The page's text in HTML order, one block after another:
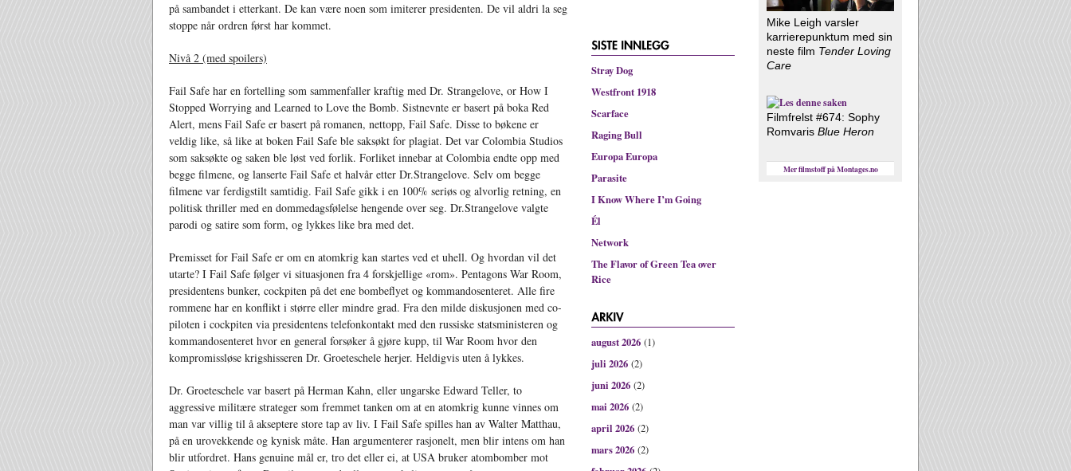
på sambandet i etterkant. De kan være noen som imiterer presidenten. De vil aldri la seg
stoppe når ordren først har kommet.
Nivå 2 (med spoilers)
Fail Safe har en fortelling som sammenfaller kraftig med Dr. Strangelove, or How I
Stopped Worrying and Learned to Love the Bomb. Sistnevnte er basert på boka Red
Alert, mens Fail Safe er basert på romanen, nettopp, Fail Safe. Disse to bøkene er
veldig like, så like at boken Fail Safe ble saksøkt for plagiat. Det var Colombia Studios
som saksøkte og saken ble løst ved forlik. Forliket innebar at Colombia endte opp med
begge filmene, og lanserte Fail Safe et halvår etter Dr.Strangelove. Selv om begge
filmene var ferdigstilt samtidig. Fail Safe gikk i en 100% seriøs og alvorlig retning, en
politisk thriller med en dommedagsfølelse hengende over seg. Dr.Strangelove valgte
parodi og satire som form, og lykkes like bra med det.
Premisset for Fail Safe er om en atomkrig kan startes ved et uhell. Og hvordan vil det
utarte? I Fail Safe følger vi situasjonen fra 4 forskjellige «rom». Pentagons War Room,
presidentens bunker, cockpiten på det ene bombeflyet og kommandosenteret. Alle fire
rommene har en konflikt i større eller mindre grad. Fra den milde diskusjonen med co-
piloten i cockpiten via presidentens telefonkontakt med den russiske statsministeren og
kommandosenteret hvor en general forsøker å gjøre kupp, til War Room hvor den
kompromissløse krigshisseren Dr. Groeteschele herjer. Heldigvis uten å lykkes.
Dr. Groeteschele var basert på Herman Kahn, eller ungarske Edward Teller, to
aggressive militære strateger som fremmet tanken om at en atomkrig kunne vinnes om
man var villig til å akseptere store tap av liv. I Fail Safe spilles han av Walter Matthau,
på en urovekkende og kynisk måte. Han argumenterer rasjonelt, men blir intens om han
blir utfordret. Hans genuine mål er, tro det eller ei, at USA bruker atombomber mot
Stray Dog
Westfront 1918
Scarface
Raging Bull
Europa Europa
Parasite
I Know Where I’m Going
Él
Network
The Flavor of Green Tea over
Rice
august 2026 (1)
juli 2026 (2)
juni 2026 (2)
mai 2026 (2)
april 2026 (2)
mars 2026 (2)
Mike Leigh varsler
karrierepunktum med sin
neste film Tender Loving
Care
Filmfrelst #674: Sophy
Romvaris Blue Heron
Mer filmstoff på Montages.no